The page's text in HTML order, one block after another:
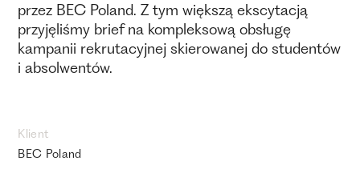
przez BEC Poland. Z tym większą ekscytacją
przyjęliśmy brief na kompleksową obsługę
kampanii rekrutacyjnej skierowanej do studentów
i absolwentów.
Klient
BEC Poland